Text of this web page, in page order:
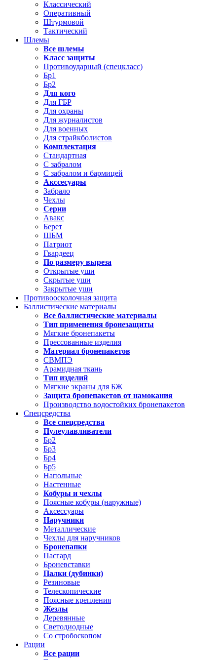
Классический
Оперативный
Штурмовой
Тактический
Шлемы
Все шлемы
Класс защиты
Противоударный (спецкласс)
Бр1
Бр2
Для кого
Для ГБР
Для охраны
Для журналистов
Для военных
Для страйкболистов
Комплектация
Стандартная
С забралом
С забралом и бармицей
Акссесуары
Забрало
Чехлы
Серии
Авакс
Берет
ШБМ
Патриот
Гвардеец
По размеру выреза
Открытые уши
Скрытые уши
Закрытые уши
Противоосколочная защита
Баллистические материалы
Все баллистические материалы
Тип применения бронезащиты
Мягкие бронепакеты
Прессованные изделия
Материал бронепакетов
СВМПЭ
Арамидная ткань
Тип изделий
Мягкие экраны для БЖ
Защита бронепакетов от намокания
Производство водостойких бронепакетов
Спецсредства
Все спецсредства
Пулеулавливатели
Бр2
Бр3
Бр4
Бр5
Напольные
Настенные
Кобуры и чехлы
Поясные кобуры (наружные)
Аксессуары
Наручники
Металлические
Чехлы для наручников
Бронепапки
Пасгард
Броневставки
Палки (дубинки)
Резиновые
Телескопические
Поясные крепления
Жезлы
Деревянные
Светодиодные
Со стробоскопом
Рации
Все рации